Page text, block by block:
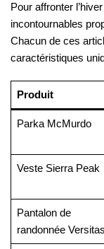
Pour affronter
incontournables
Chacun de ces
caractéristiques
Produit
Parka McMurdo
Veste Sierra Peak
Pantalon de
randonnée Versitas